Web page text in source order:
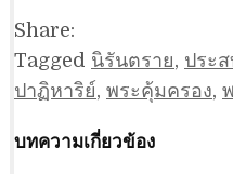
Share:
Tagged นิรันตราย, ประ
ปาฏิหาริย์, พระคุ้มครอง,
บทความเกี่ยวข้อง